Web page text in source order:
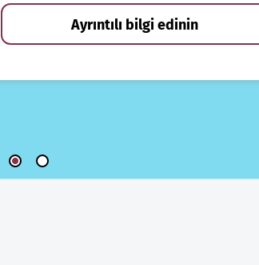
Ayrıntılı bilgi edinin